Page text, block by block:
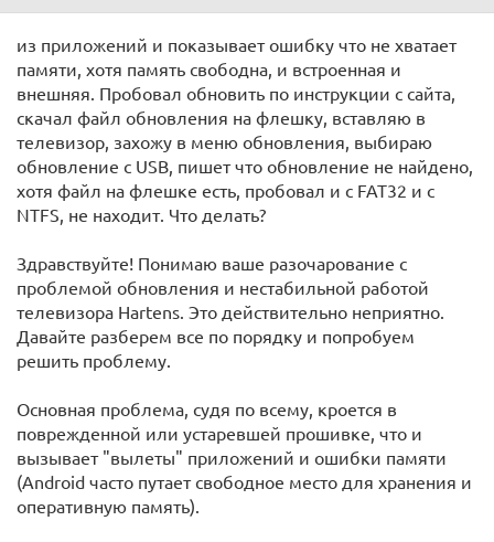
из приложений и показывает ошибку что не хватает
памяти, хотя память свободна, и встроенная и
внешняя. Пробовал обновить по инструкции с сайта,
скачал файл обновления на флешку, вставляю в
телевизор, захожу в меню обновления, выбираю
обновление с USB, пишет что обновление не найдено,
хотя файл на флешке есть, пробовал и с FAT32 и с
NTFS, не находит. Что делать?
Здравствуйте! Понимаю ваше разочарование с
проблемой обновления и нестабильной работой
телевизора Hartens. Это действительно неприятно.
Давайте разберем все по порядку и попробуем
решить проблему.
Основная проблема, судя по всему, кроется в
поврежденной или устаревшей прошивке, что и
вызывает "вылеты" приложений и ошибки памяти
(Android часто путает свободное место для хранения и
оперативную память).